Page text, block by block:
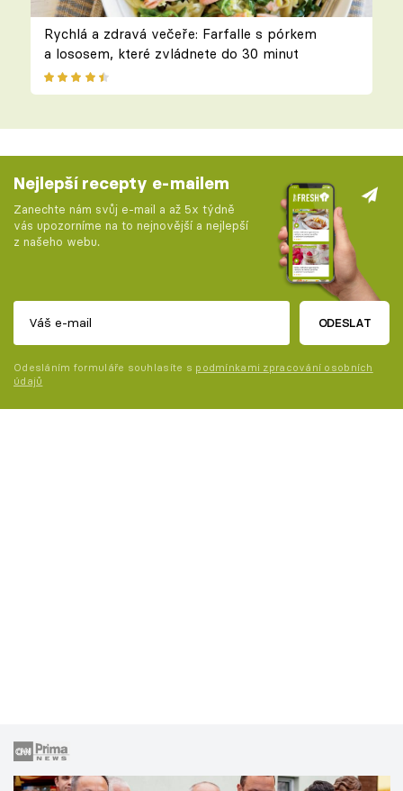
Rychlá a zdravá večeře: Farfalle s pórkem
a lososem, které zvládnete do 30 minut
Nejlepší recepty e-mailem
Zanechte nám svůj e-mail a až 5x týdně
vás upozorníme na to nejnovější a nejlepší
z našeho webu.
ODESLAT
Odesláním formuláře souhlasíte s podmínkami zpracování osobních
údajů